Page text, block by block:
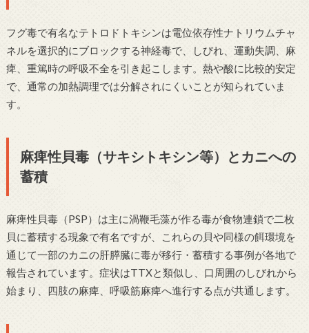
フグ毒で有名なテトロドトキシンは電位依存性ナトリウムチャ
ネルを選択的にブロックする神経毒で、しびれ、運動失調、麻
痺、重篤時の呼吸不全を引き起こします。熱や酸に比較的安定
で、通常の加熱調理では分解されにくいことが知られていま
す。
麻痺性貝毒（サキシトキシン等）とカニへの
蓄積
麻痺性貝毒（PSP）は主に渦鞭毛藻が作る毒が食物連鎖で二枚
貝に蓄積する現象で有名ですが、これらの貝や同様の餌環境を
通じて一部のカニの肝膵臓に毒が移行・蓄積する事例が各地で
報告されています。症状はTTXと類似し、口周囲のしびれから
始まり、四肢の麻痺、呼吸筋麻痺へ進行する点が共通します。